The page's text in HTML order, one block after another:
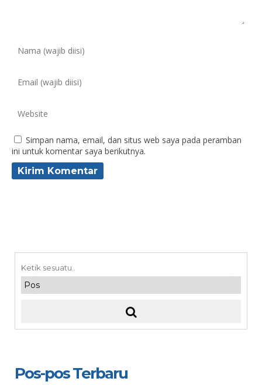
Simpan nama, email, dan situs web saya pada peramban
ini untuk komentar saya berikutnya.
Pos-pos Terbaru